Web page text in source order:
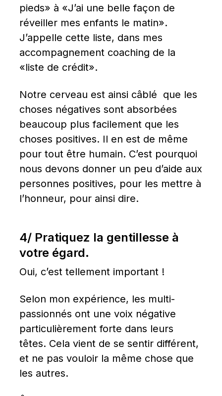
pieds» à «J’ai une belle façon de
réveiller mes enfants le matin».
J’appelle cette liste, dans mes
accompagnement coaching de la
«liste de crédit».
Notre cerveau est ainsi câblé  que les
choses négatives sont absorbées
beaucoup plus facilement que les
choses positives. Il en est de même
pour tout être humain. C’est pourquoi
nous devons donner un peu d’aide aux
personnes positives, pour les mettre à
l’honneur, pour ainsi dire.
4/ Pratiquez la gentillesse à
votre égard.
Oui, c’est tellement important !
Selon mon expérience, les multi-
passionnés ont une voix négative
particulièrement forte dans leurs
têtes. Cela vient de se sentir différent,
et ne pas vouloir la même chose que
les autres.